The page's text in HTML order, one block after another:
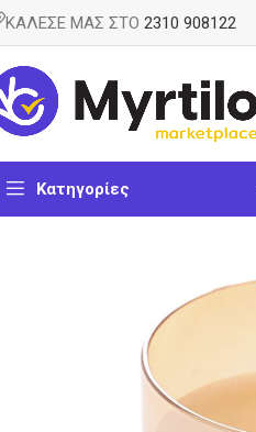
ΚΑΛΕΣΕ ΜΑΣ ΣΤΟ 2310 908122
Κατηγορίες